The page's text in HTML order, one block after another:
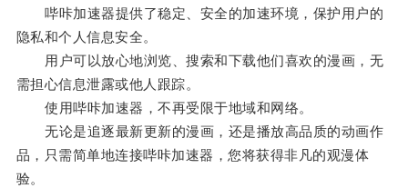
哔咔加速器提供了稳定、安全的加速环境，保护用户的
隐私和个人信息安全。
用户可以放心地浏览、搜索和下载他们喜欢的漫画，无
需担心信息泄露或他人跟踪。
使用哔咔加速器，不再受限于地域和网络。
无论是追逐最新更新的漫画，还是播放高品质的动画作
品，只需简单地连接哔咔加速器，您将获得非凡的观漫体
验。